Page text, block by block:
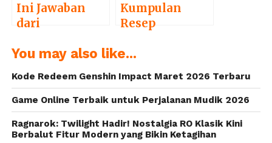
Ini Jawaban
dari
Lulu di
Eternal Love
Kumpulan
Resep
Ragnarok M:
You may also like...
Kode Redeem Genshin Impact Maret 2026 Terbaru
Game Online Terbaik untuk Perjalanan Mudik 2026
Ragnarok: Twilight Hadir! Nostalgia RO Klasik Kini
Berbalut Fitur Modern yang Bikin Ketagihan